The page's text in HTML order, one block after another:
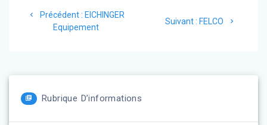
Précédent : Article
précédent
EICHINGER
Equipement
Suivant : Article
FELCO
Rubrique D’informations